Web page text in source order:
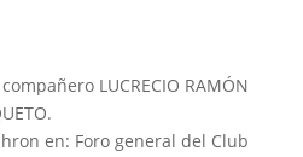
LUCRECIO RAMÓN
en: Foro general del Club